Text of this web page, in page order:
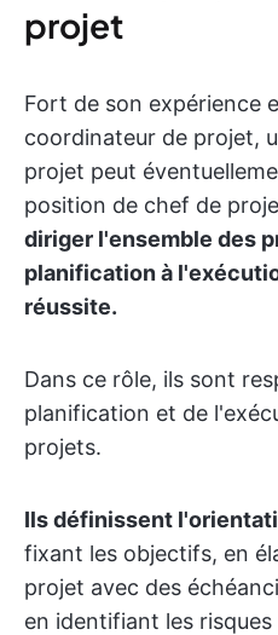
projet
Fort de son expérience
coordinateur de projet,
projet peut
position de chef de
diriger l'ensemble des
planification à
réussite.
Dans ce rôle, ils sont
planification et de
projets.
Ils définissent
fixant les objectifs, en
projet avec des
en identifiant les